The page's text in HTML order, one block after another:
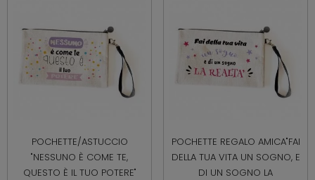
POCHETTE/ASTUCCIO
"NESSUNO È COME TE,
QUESTO È IL TUO POTERE"
POCHETTE REGALO AMICA"FAI
DELLA TUA VITA UN SOGNO, E
DI UN SOGNO LA